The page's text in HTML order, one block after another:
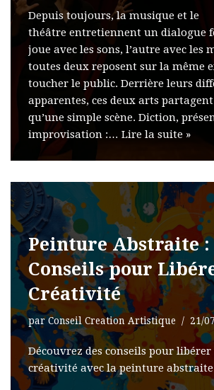
Depuis toujours, la musique et le
théâtre entretiennent un dialogue
joue avec les sons, l’autre avec les
toutes deux reposent sur la même
toucher le public. Derrière leurs
apparentes, ces deux arts
qu’une simple scène. Diction,
improvisation :… Lire la suite »
Peinture Abstraite :
Conseils pour
Créativité
parConseil Creation Artistique 21/
Découvrez des conseils pour
créativité avec la peinture